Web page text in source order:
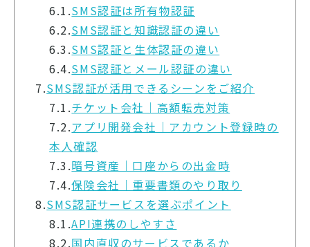
6.1.SMS認証は所有物認証
6.2.SMS認証と知識認証の違い
6.3.SMS認証と生体認証の違い
6.4.SMS認証とメール認証の違い
7.SMS認証が活用できるシーンをご紹介
7.1.チケット会社｜高額転売対策
7.2.アプリ開発会社｜アカウント登録時の
本人確認
7.3.暗号資産｜口座からの出金時
7.4.保険会社｜重要書類のやり取り
8.SMS認証サービスを選ぶポイント
8.1.API連携のしやすさ
8.2.国内直収のサービスであるか